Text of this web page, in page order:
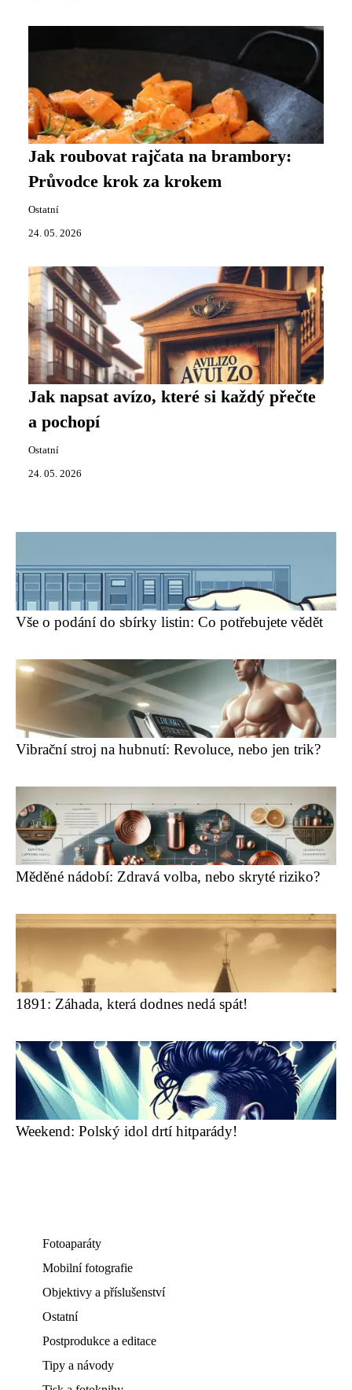
Jak roubovat rajčata na brambory:
Průvodce krok za krokem
Ostatní
24. 05. 2026
Jak napsat avízo, které si každý přečte
a pochopí
Ostatní
24. 05. 2026
Vše o podání do sbírky listin: Co potřebujete vědět
Vibrační stroj na hubnutí: Revoluce, nebo jen trik?
Měděné nádobí: Zdravá volba, nebo skryté riziko?
1891: Záhada, která dodnes nedá spát!
Weekend: Polský idol drtí hitparády!
Fotoaparáty
Mobilní fotografie
Objektivy a příslušenství
Ostatní
Postprodukce a editace
Tipy a návody